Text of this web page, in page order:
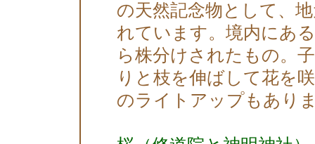
の天然記念物として、
れています。境内にあ
ら株分けされたもの。
りと枝を伸ばして花を
のライトアップもあり